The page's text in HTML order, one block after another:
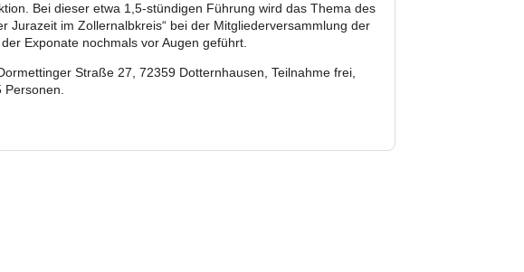
Bei dieser etwa 1,5-stündigen Führung wird das Thema des
Jurazeit im Zollernalbkreis“ bei der Mitgliederversammlung der
Exponate nochmals vor Augen geführt.
Straße 27, 72359 Dotternhausen, Teilnahme frei,